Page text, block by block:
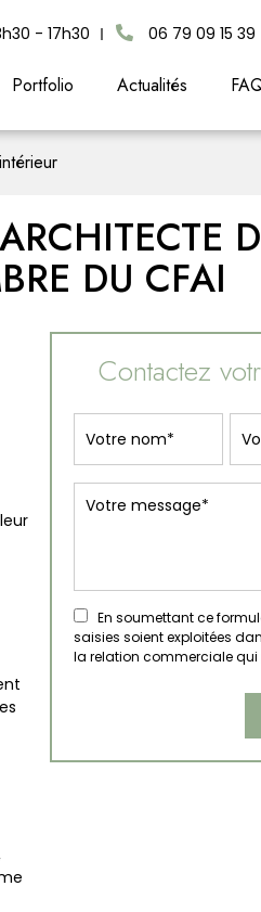
- 17h30 06 79 09 15 39
Portfolio Actualités
DU CFAI
Contactez
En soumettant ce
saisies soient exploitées
la relation commerciale qui